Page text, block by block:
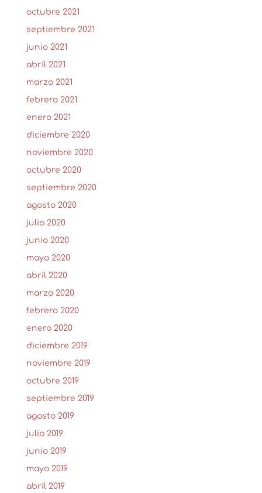
octubre 2021
septiembre 2021
junio 2021
abril 2021
marzo 2021
febrero 2021
enero 2021
diciembre 2020
noviembre 2020
octubre 2020
septiembre 2020
agosto 2020
julio 2020
junio 2020
mayo 2020
abril 2020
marzo 2020
febrero 2020
enero 2020
diciembre 2019
noviembre 2019
octubre 2019
septiembre 2019
agosto 2019
julio 2019
junio 2019
mayo 2019
abril 2019